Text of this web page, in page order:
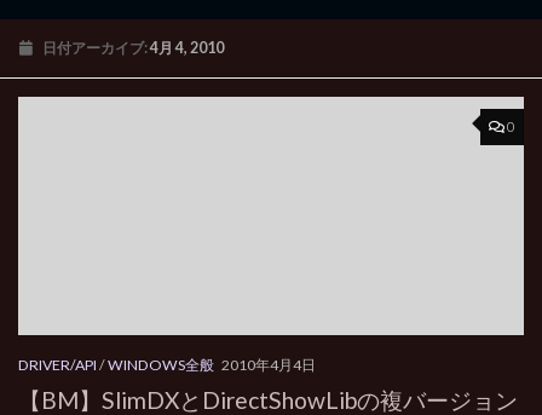
日付アーカイブ:4月 4, 2010
0
DRIVER/API /WINDOWS全般 2010年4月4日
【BM】SlimDXとDirectShowLibの複バージョン